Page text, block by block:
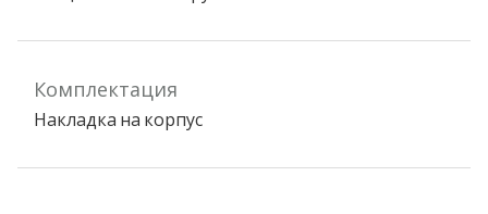
Комплектация
Накладка на корпус